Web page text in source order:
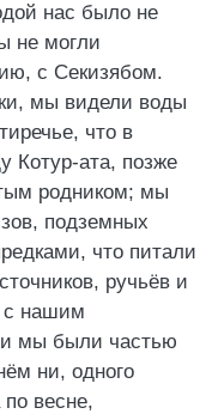
нас было не
не могли
с Секизябом.
мы видели воды
что в
Котур-ата, позже
родником; мы
подземных
что питали
ручьёв и
с нашим
мы были частью
ни, одного
по весне,